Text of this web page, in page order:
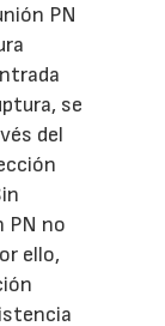
PN
se
del
PN no
ello,